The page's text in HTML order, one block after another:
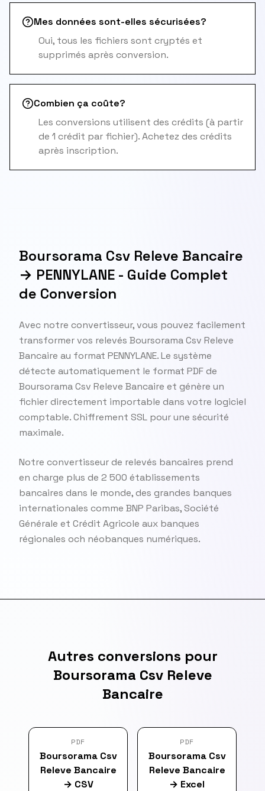
Mes données sont-elles sécurisées?
Oui, tous les fichiers sont cryptés et
supprimés après conversion.
Combien ça coûte?
Les conversions utilisent des crédits (à partir
de 1 crédit par fichier). Achetez des crédits
après inscription.
Boursorama Csv Releve Bancaire
→ PENNYLANE - Guide Complet
de Conversion
Avec notre convertisseur, vous pouvez facilement
transformer vos relevés Boursorama Csv Releve
Bancaire au format PENNYLANE. Le système
détecte automatiquement le format PDF de
Boursorama Csv Releve Bancaire et génère un
fichier directement importable dans votre logiciel
comptable. Chiffrement SSL pour une sécurité
maximale.
Notre convertisseur de relevés bancaires prend
en charge plus de 2 500 établissements
bancaires dans le monde, des grandes banques
internationales comme BNP Paribas, Société
Générale et Crédit Agricole aux banques
régionales och néobanques numériques.
Autres conversions pour
Boursorama Csv Releve
Bancaire
PDF
Boursorama Csv
Releve Bancaire
→ CSV
PDF
Boursorama Csv
Releve Bancaire
→ Excel